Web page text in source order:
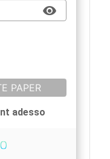
PAPER
adesso